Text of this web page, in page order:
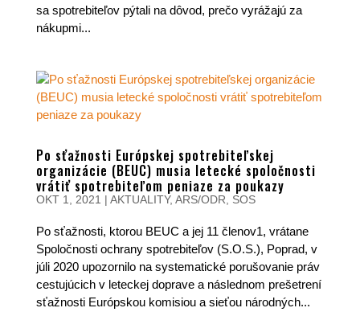
sa spotrebiteľov pýtali na dôvod, prečo vyrážajú za
nákupmi...
Po sťažnosti Európskej spotrebiteľskej
organizácie (BEUC) musia letecké spoločnosti
vrátiť spotrebiteľom peniaze za poukazy
OKT 1, 2021 | AKTUALITY, ARS/ODR SOS
Po sťažnosti, ktorou BEUC a jej 11 členov1, vrátane
Spoločnosti ochrany spotrebiteľov (S.O.S.), Poprad, v
júli 2020 upozornilo na systematické porušovanie práv
cestujúcich v leteckej doprave a následnom prešetrení
sťažnosti Európskou komisiou a sieťou národných...